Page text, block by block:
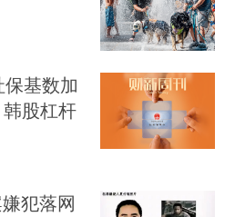
基数加
韩股杠杆
犯落网